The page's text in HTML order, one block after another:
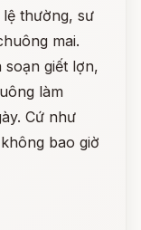
thường, sư
mai.
soạn giết lợn,
làm
Cứ như
bao giờ